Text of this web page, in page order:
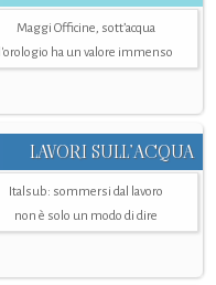
Maggi Officine, sott’acqua
l'orologio ha un valore immenso
LAVORI SULL’ACQUA
Italsub: sommersi dal lavoro
non è solo un modo di dire